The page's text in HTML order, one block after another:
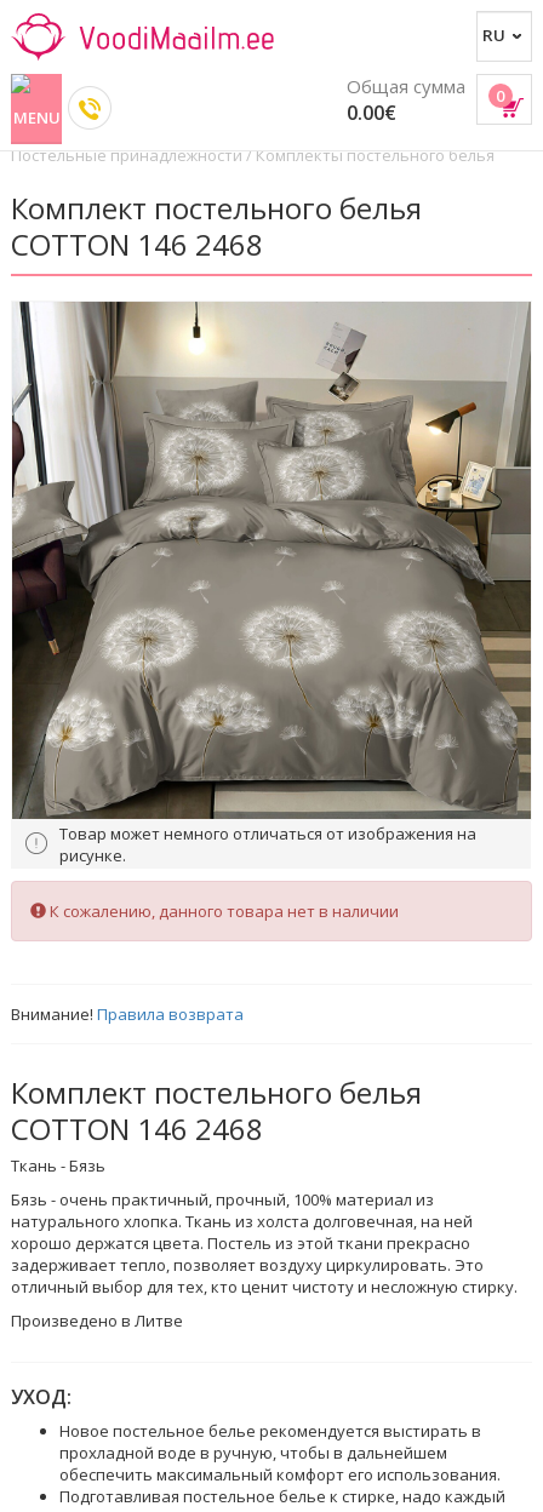
0
Общая сумма
0.00€
Постельные принадлежности/Комплекты постельного белья
Комплект постельного белья
COTTON 146 2468
Товар может немного отличаться от изображения на
рисунке.
К сожалению, данного товара нет в наличии
Внимание!Правила возврата
Комплект постельного белья
COTTON 146 2468
Ткань - Бязь
Бязь - очень практичный, прочный, 100% материал из
натурального хлопка. Ткань из холста долговечная, на ней
хорошо держатся цвета. Постель из этой ткани прекрасно
задерживает тепло, позволяет воздуху циркулировать. Это
отличный выбор для тех, кто ценит чистоту и несложную стирку.
Произведено в Литве
УХОД:
Новое постельное белье рекомендуется выстирать в
прохладной воде в ручную, чтобы в дальнейшем
обеспечить максимальный комфорт его использования.
Подготавливая постельное белье к стирке, надо каждый